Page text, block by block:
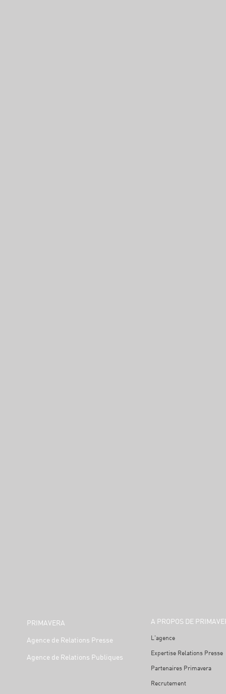
PRIMAVERA
Agence de Relations Presse
Agence de Relations Publiques
A PROPOS DE
L'agence
Expertise Relations Presse
Partenaires Primavera
Recrutement